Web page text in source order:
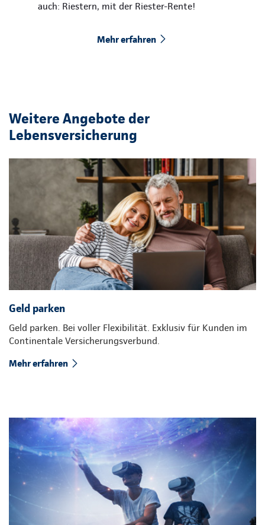
auch: Riestern, mit der Riester-Rente!
Mehr erfahren
Weitere Angebote der
Lebensversicherung
Geld parken
Geld parken. Bei voller Flexibilität. Exklusiv für Kunden im
Continentale Versicherungsverbund.
Mehr erfahren